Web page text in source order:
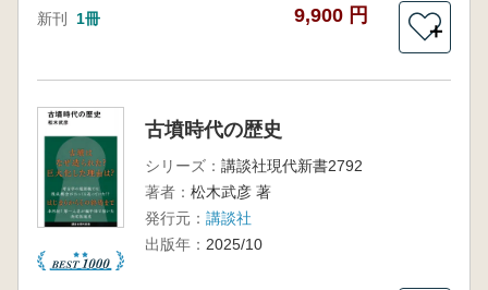
新刊 1冊 9,900 円
＋
古墳時代の歴史
シリーズ： 講談社現代新書2792
著者： 松木武彦 著
発行元： 講談社
出版年： 2025/10